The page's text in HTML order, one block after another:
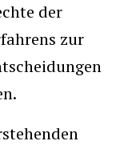
der
zur